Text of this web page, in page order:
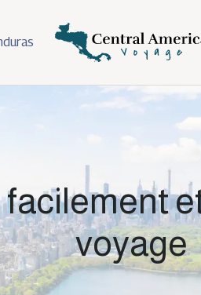
voyage